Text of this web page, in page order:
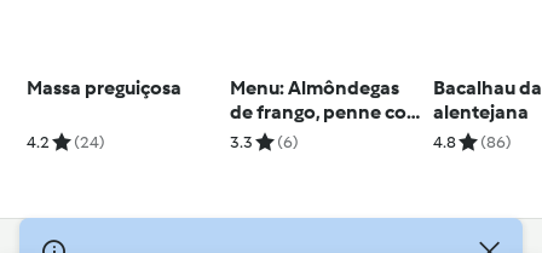
Massa preguiçosa
4.2 (24)
Menu: Almôndegas
de frango, penne com
molho de tomate e
3.3 (6)
Bacalhau da
alentejana
4.8 (86)